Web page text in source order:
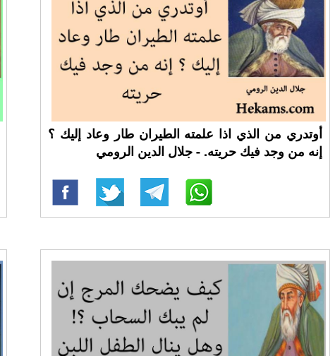
أوتدري من الذي اذا علمته الطيران طار وعاد إليك ؟
إنه من وجد فيك حريته. - جلال الدين الرومي